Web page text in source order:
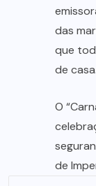
das
que
de casa.
O
de